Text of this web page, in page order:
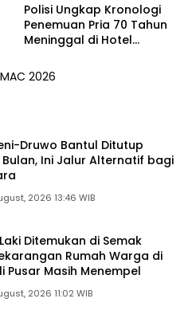
Polisi Ungkap Kronologi
Penemuan Pria 70 Tahun
Meninggal di Hotel
Druwo Bantul Ditutup
Ini Jalur Alternatif bagi
2026 13:46 WIB
Ditemukan di Semak
Rumah Warga di
Pusar Masih Menempel
2026 11:02 WIB